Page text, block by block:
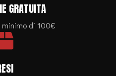
GRATUITA
minimo di 100€